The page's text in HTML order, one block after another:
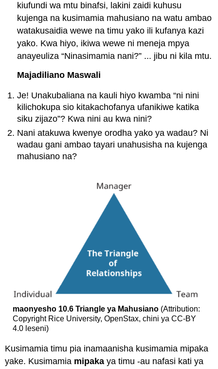
kiufundi wa mtu binafsi, lakini zaidi kuhusu
kujenga na kusimamia mahusiano na watu ambao
watakusaidia wewe na timu yako ili kufanya kazi
yako. Kwa hiyo, ikiwa wewe ni meneja mpya
anayeuliza “Ninasimamia nani?” ... jibu ni kila mtu.
Majadiliano Maswali
Je! Unakubaliana na kauli hiyo kwamba “ni nini
kilichokupa sio kitakachofanya ufanikiwe katika
siku zijazo”? Kwa nini au kwa nini?
Nani atakuwa kwenye orodha yako ya wadau? Ni
wadau gani ambao tayari unahusisha na kujenga
mahusiano na?
maonyesho 10.6 Triangle ya Mahusiano(Attribution:
Copyright Rice University, OpenStax, chini ya CC-BY
4.0 leseni)
Kusimamia timu pia inamaanisha kusimamia mipaka
yake. Kusimamia mipaka ya timu -au nafasi kati ya